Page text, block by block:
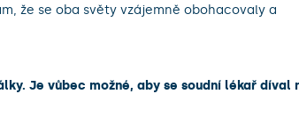
že se oba světy vzájemně obohacovaly a
Je vůbec možné, aby se soudní lékař díval